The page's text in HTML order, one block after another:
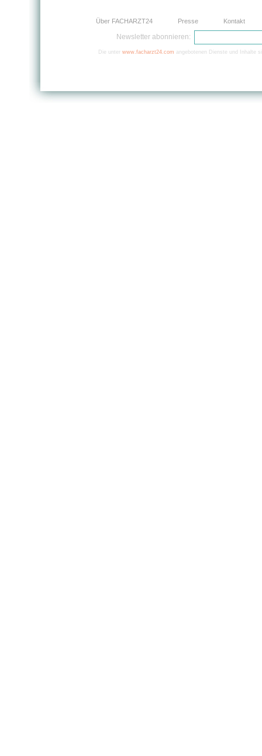
Über FACHARZT24 Presse Kontakt
Newsletter abonnieren:
Die unter www.facharzt24.com angebotenen Dienste und Inhalte